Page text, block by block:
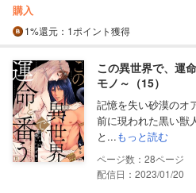
購入
1%還元 ：1ポイント獲得
この異世界で、運
モノ～（15）
記憶を失い砂漠のオ
前に現われた黒い獣
と...もっと読む
28
配信日：2023/01/20